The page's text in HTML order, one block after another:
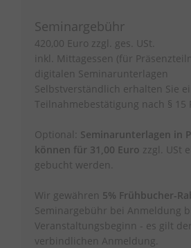
Seminargebühr
420,00 Euro zzgl. ges. USt.
inkl. Mittagessen (für
digitalen Seminarunterlagen
Selbstverständlich erhalten Sie
Teilnahmebestätigung nach § 15
Optional: Seminarunterlagen in
können für 31,00 Euro zzgl. USt
gebucht werden.
Wir gewähren 5% Frühbucher-
Seminargebühr bei Anmeldung
Veranstaltungsbeginn - es gilt
verbindlichen Anmeldung.